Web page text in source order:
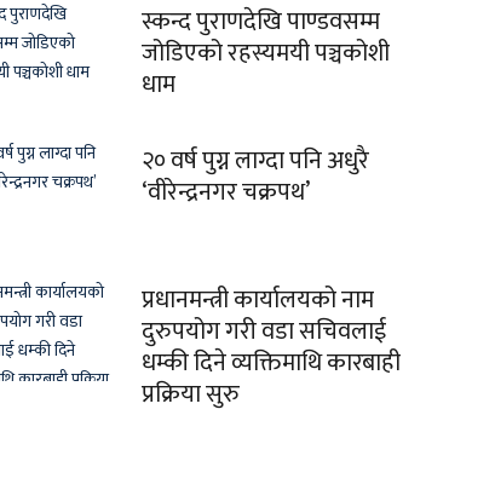
स्कन्द पुराणदेखि पाण्डवसम्म
जोडिएको रहस्यमयी पञ्चकोशी
धाम
२० वर्ष पुग्न लाग्दा पनि अधुरै
‘वीरेन्द्रनगर चक्रपथ’
प्रधानमन्त्री कार्यालयको नाम
दुरुपयोग गरी वडा सचिवलाई
धम्की दिने व्यक्तिमाथि कारबाही
प्रक्रिया सुरु